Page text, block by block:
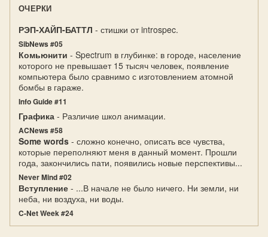
ОЧЕРКИ
РЭП-ХАЙП-БАТТЛ - стишки от introspec.
SibNews #05
Комьюнити - Spectrum в глубинке: в городе, население
которого не превышает 15 тысяч человек, появление
компьютера было сравнимо с изготовлением атомной
бомбы в гараже.
Info Guide #11
Графика - Различие школ анимации.
ACNews #58
Some words - сложно конечно, описать все чувства,
которые переполняют меня в данный момент. Прошли
года, закончились пати, появились новые перспективы...
Never Mind #02
Вступление - ...В начале не было ничего. Ни земли, ни
неба, ни воздуха, ни воды.
C-Net Week #24